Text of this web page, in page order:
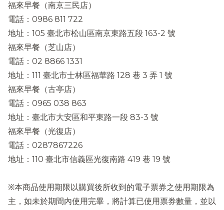
福來早餐（南京三民店）
電話：0986 811 722
地址：105 臺北市松山區南京東路五段 163-2 號
福來早餐（芝山店）
電話：02 8866 1331
地址：111 臺北市士林區福華路 128 巷 3 弄 1 號
福來早餐（古亭店）
電話：0965 038 863
地址：臺北市大安區和平東路一段 83-3 號
福來早餐（光復店）
電話：0287867226
地址：110 臺北市信義區光復南路 419 巷 19 號
※本商品使用期限以購買後所收到的電子票券之使用期限為
主，如未於期間內使用完畢，將計算已使用票券數量，並以